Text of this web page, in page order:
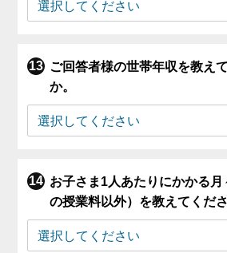
ご回答者様の世帯年収を教え
か。
お子さま1人あたりにかかる
の授業料以外）を教えてくださ